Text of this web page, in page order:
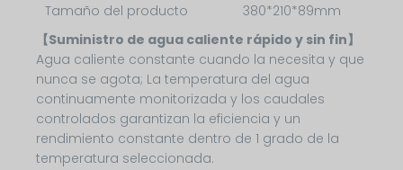
Tamaño del producto
380*210*89mm
【Suministro de agua caliente rápido y sin fin】
Agua caliente constante cuando la necesita y que
nunca se agota; La temperatura del agua
continuamente monitorizada y los caudales
controlados garantizan la eficiencia y un
rendimiento constante dentro de 1 grado de la
temperatura seleccionada.